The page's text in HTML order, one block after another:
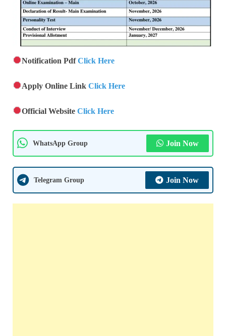
Notification PdfClick Here
Apply Online LinkClick Here
Official WebsiteClick Here
WhatsApp Group Join Now
Telegram Group Join Now